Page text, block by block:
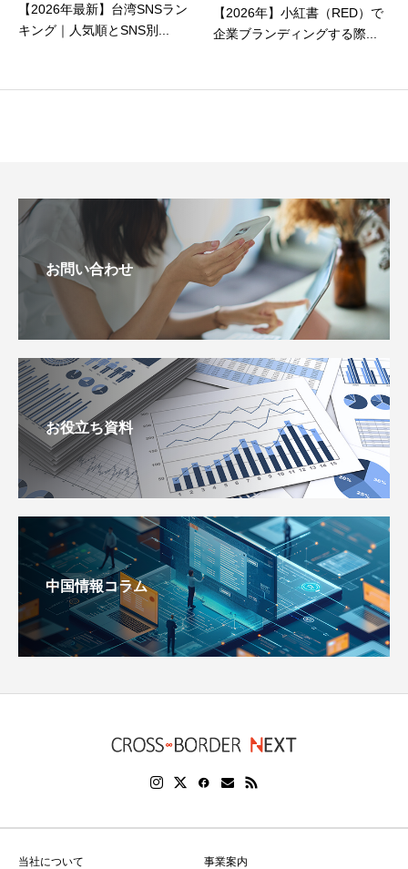
【2026年最新】台湾SNSラン
キング｜人気順とSNS別...
【2026年】小紅書（RED）で
企業ブランディングする際...
お問い合わせ
お役立ち資料
中国情報コラム
当社について 事業案内